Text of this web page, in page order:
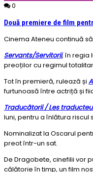
0
Două premiere de film
Cinema Ateneu continuă
Servants/Servitorii, în regia
preoților cu regimul
Tot în premieră, rulează și
furtunoasă între actriță și
Traducătorii / Les
luni, pentru a înlătura
Nominalizat la Oscarul
preot într-un sat.
De Dragobete, cinefilii vor
călătorie în timp, un film